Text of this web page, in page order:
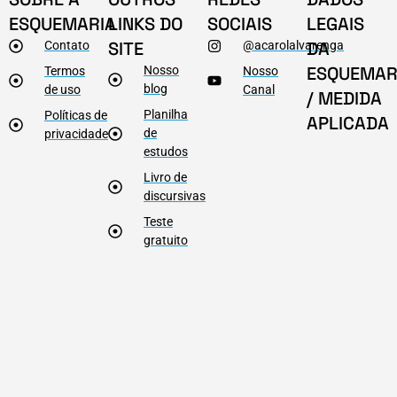
ESQUEMARIA
Contato
Termos
de uso
Políticas de
privacidade
LINKS DO
SITE
Nosso
blog
Planilha
de
estudos
Livro de
discursivas
Teste
gratuito
SOCIAIS
@acarolalvarenga
Nosso
Canal
LEGAIS
DA
/ MEDIDA
APLICADA